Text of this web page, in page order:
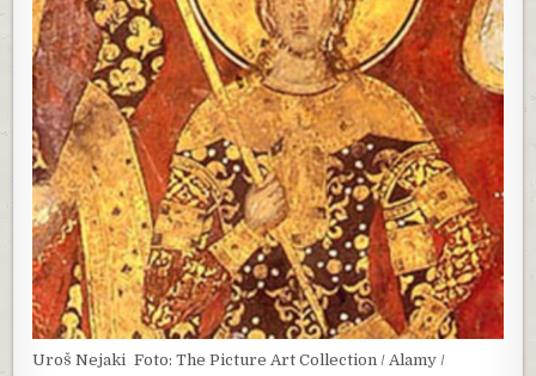
Uroš NejakiFoto: The Picture Art Collection / Alamy /